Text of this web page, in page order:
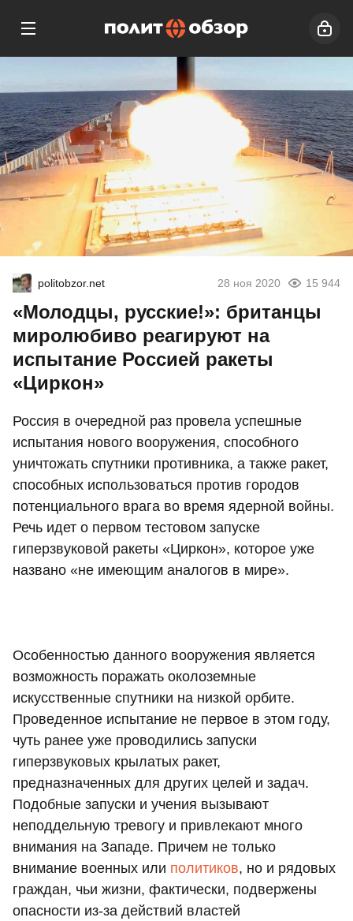
politobzor.net 28 ноя 2020 15 944
«Молодцы, русские!»: британцы
миролюбиво реагируют на
испытание Россией ракеты
«Циркон»
Россия в очередной раз провела успешные
испытания нового вооружения, способного
уничтожать спутники противника, а также ракет,
способных использоваться против городов
потенциального врага во время ядерной войны.
Речь идет о первом тестовом запуске
гиперзвуковой ракеты «Циркон», которое уже
названо «не имеющим аналогов в мире».
Особенностью данного вооружения является
возможность поражать околоземные
искусственные спутники на низкой орбите.
Проведенное испытание не первое в этом году,
чуть ранее уже проводились запуски
гиперзвуковых крылатых ракет,
предназначенных для других целей и задач.
Подобные запуски и учения вызывают
неподдельную тревогу и привлекают много
внимания на Западе. Причем не только
внимание военных или политиков, но и рядовых
граждан, чьи жизни, фактически, подвержены
опасности из-за действий властей